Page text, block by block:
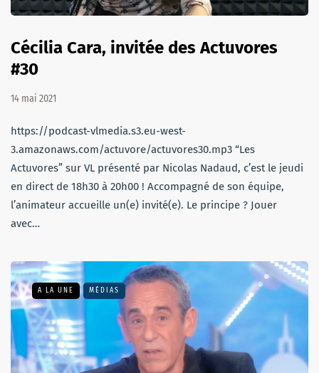
Cécilia Cara, invitée des Actuvores
#30
14 mai 2021
https://podcast-vlmedia.s3.eu-west-
3.amazonaws.com/actuvore/actuvores30.mp3 “Les
Actuvores” sur VL présenté par Nicolas Nadaud, c’est le jeudi
en direct de 18h30 à 20h00 ! Accompagné de son équipe,
l’animateur accueille un(e) invité(e). Le principe ? Jouer
avec…
A LA UNE MÉDIAS